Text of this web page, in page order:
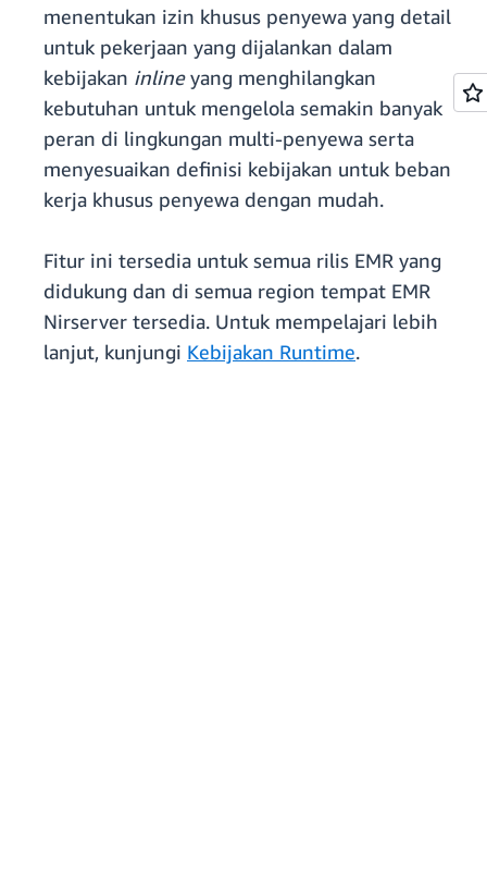
menentukan izin khusus penyewa yang detail
untuk pekerjaan yang dijalankan dalam
kebijakan inlineyang menghilangkan
kebutuhan untuk mengelola semakin banyak
peran di lingkungan multi-penyewa serta
menyesuaikan definisi kebijakan untuk beban
kerja khusus penyewa dengan mudah.
Fitur ini tersedia untuk semua rilis EMR yang
didukung dan di semua region tempat EMR
Nirserver tersedia. Untuk mempelajari lebih
lanjut, kunjungi Kebijakan Runtime.